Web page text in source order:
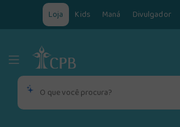
Loja Kids Maná Divulgador